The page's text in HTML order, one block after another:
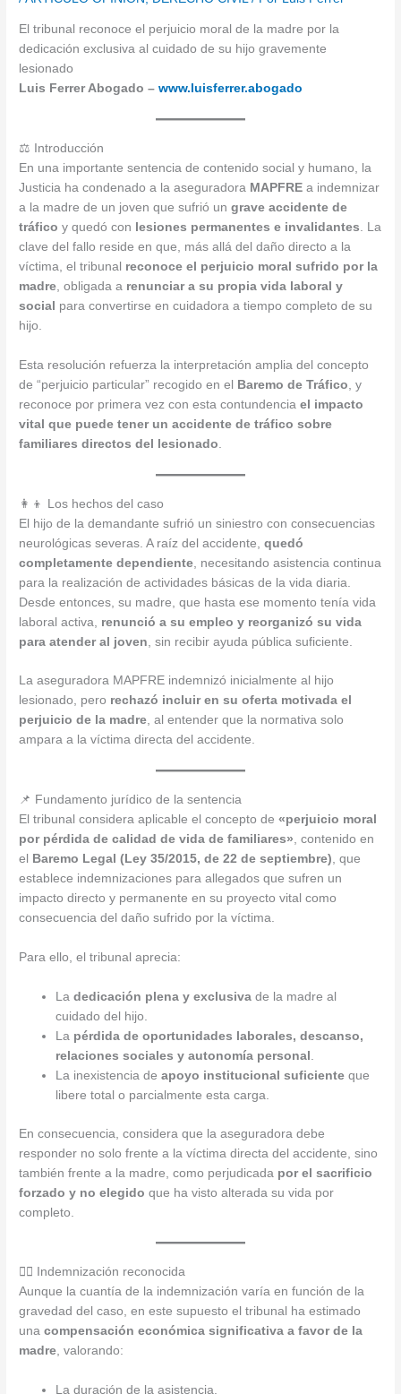
El tribunal reconoce el perjuicio moral de la madre por la
dedicación exclusiva al cuidado de su hijo gravemente
lesionado
Luis Ferrer Abogado –www.luisferrer.abogado
⚖️ Introducción
En una importante sentencia de contenido social y humano, la
Justicia ha condenado a la aseguradora MAPFRE a indemnizar
a la madre de un joven que sufrió ungrave accidente de
tráfico y quedó con lesiones permanentes e invalidantes . La
clave del fallo reside en que, más allá del daño directo a la
víctima, el tribunal reconoce el perjuicio moral sufrido por la
madre , obligada a renunciar a su propia vida laboral y
social para convertirse en cuidadora a tiempo completo de su
hijo.
Esta resolución refuerza la interpretación amplia del concepto
de “perjuicio particular” recogido en el Baremo de Tráfico , y
reconoce por primera vez con esta contundenciael impacto
vital que puede tener un accidente de tráfico sobre
familiares directos del lesionado
👩‍👦 Los hechos del caso
El hijo de la demandante sufrió un siniestro con consecuencias
neurológicas severas. A raíz del accidente,quedó
completamente dependiente , necesitando asistencia continua
para la realización de actividades básicas de la vida diaria.
Desde entonces, su madre, que hasta ese momento tenía vida
laboral activa, renunció a su empleo y reorganizó su vida
para atender al joven , sin recibir ayuda pública suficiente.
La aseguradora MAPFRE indemnizó inicialmente al hijo
lesionado, pero rechazó incluir en su oferta motivada el
perjuicio de la madre, al entender que la normativa solo
ampara a la víctima directa del accidente.
📌 Fundamento jurídico de la sentencia
El tribunal considera aplicable el concepto de«perjuicio moral
por pérdida de calidad de vida de familiares», contenido en
el
Baremo Legal (Ley 35/2015, de 22 de septiembre), que
establece indemnizaciones para allegados que sufren un
impacto directo y permanente en su proyecto vital como
consecuencia del daño sufrido por la víctima.
Para ello, el tribunal aprecia:
Ladedicación plena y exclusiva de la madre al
cuidado del hijo.
La pérdida de oportunidades laborales, descanso,
relaciones sociales y autonomía personal .
La inexistencia deapoyo institucional suficiente que
libere total o parcialmente esta carga.
En consecuencia, considera que la aseguradora debe
responder no solo frente a la víctima directa del accidente, sino
también frente a la madre, como perjudicada por el sacrificio
forzado y no elegido que ha visto alterada su vida por
completo.
🧑‍⚖️ Indemnización reconocida
Aunque la cuantía de la indemnización varía en función de la
gravedad del caso, en este supuesto el tribunal ha estimado
unacompensación económica significativa a favor de la
madre, valorando:
La duración de la asistencia.